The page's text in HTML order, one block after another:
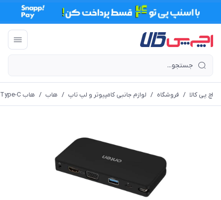
اچ پی کالا / فروشگاه / لوازم جانبی کامپیوتر و لپ تاپ / هاب / هاب Type-C